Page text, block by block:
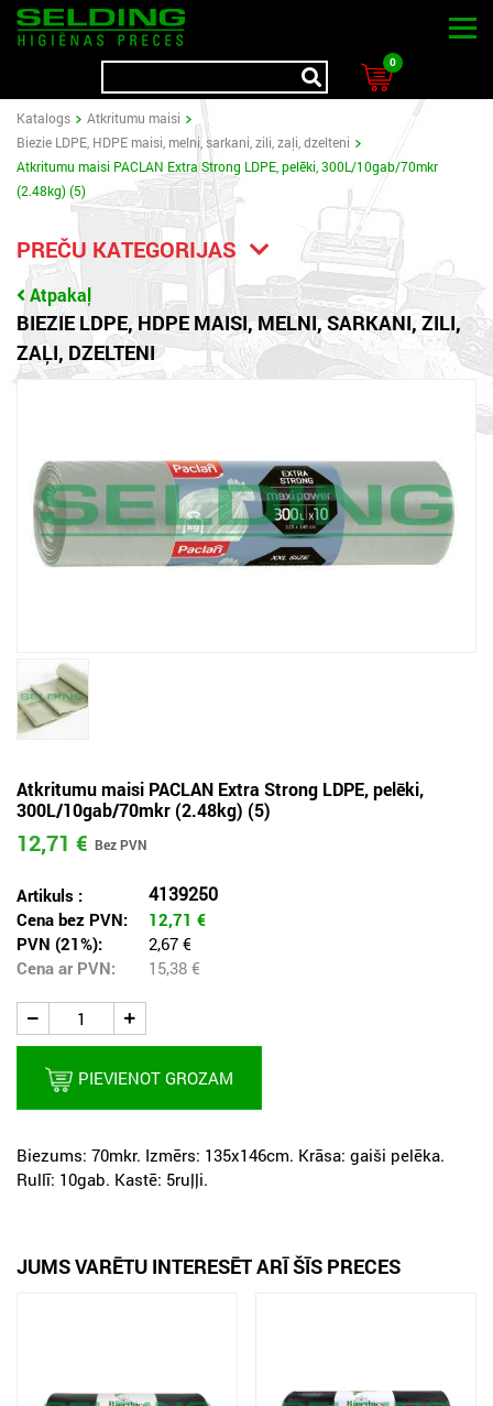
0
Katalogs
Atkritumu maisi
Biezie LDPE, HDPE maisi, melni, sarkani, zili, zaļi, dzelteni
Atkritumu maisi PACLAN Extra Strong LDPE, pelēki, 300L/10gab/70mkr
(2.48kg) (5)
PREČU KATEGORIJAS
Atpakaļ
BIEZIE LDPE, HDPE MAISI, MELNI, SARKANI, ZILI,
ZAĻI, DZELTENI
Atkritumu maisi PACLAN Extra Strong LDPE, pelēki,
300L/10gab/70mkr (2.48kg) (5)
12,71 €
Artikuls : 4139250
Cena bez PVN: 12,71 €
PVN (21%):
2,67 €
Cena ar PVN:
15,38 €
PIEVIENOT GROZAM
Biezums: 70mkr. Izmērs: 135x146cm. Krāsa: gaiši pelēka.
Rullī: 10gab. Kastē: 5ruļļi.
JUMS VARĒTU INTERESĒT ARĪ ŠĪS PRECES